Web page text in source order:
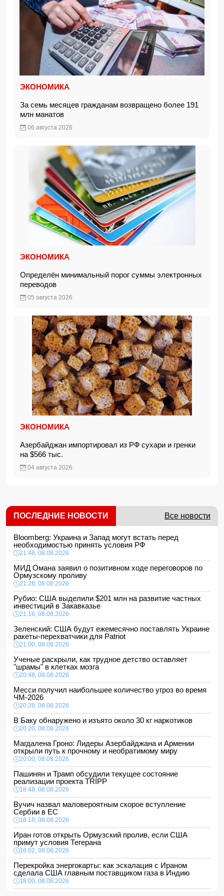
ЭКОНОМИКА
За семь месяцев гражданам возвращено более 191
млн манатов
06 августа 2026
ЭКОНОМИКА
Определён минимальный порог суммы электронных
переводов
05 августа 2026
ЭКОНОМИКА
Азербайджан импортировал из РФ сухари и гренки
на $566 тыс.
04 августа 2026
ПОСЛЕДНИЕ НОВОСТИ Все новости
Bloomberg: Украина и Запад могут встать перед
необходимостью принять условия РФ
21:48, 08.08.2026
МИД Омана заявил о позитивном ходе переговоров по
Ормузскому проливу
21:28, 08.08.2026
Рубио: США выделили $201 млн на развитие частных
инвестиций в Закавказье
21:16, 08.08.2026
Зеленский: США будут ежемесячно поставлять Украине
ракеты-перехватчики для Patriot
21:00, 08.08.2026
Ученые раскрыли, как трудное детство оставляет
"шрамы" в клетках мозга
20:48, 08.08.2026
Месси получил наибольшее количество угроз во время
ЧМ-2026
20:28, 08.08.2026
В Баку обнаружено и изъято около 30 кг наркотиков
20:20, 08.08.2026
Магдалена Гроно: Лидеры Азербайджана и Армении
открыли путь к прочному и необратимому миру
20:00, 08.08.2026
Пашинян и Трамп обсудили текущее состояние
реализации проекта TRIPP
18:48, 08.08.2026
Вучич назвал маловероятным скорое вступление
Сербии в ЕС
18:18, 08.08.2026
Иран готов открыть Ормузский пролив, если США
примут условия Тегерана
18:02, 08.08.2026
Перекройка энергокарты: как эскалация с Ираном
сделала США главным поставщиком газа в Индию
18:00, 08.08.2026